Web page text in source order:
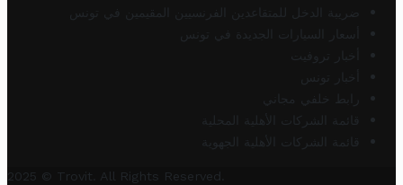
ضريبة الدخل للمتقاعدين الفرنسيين المقيمين في تونس
أسعار السيارات الجديدة في تونس
أخبار تروفيت
أخبار تونس
رابط خلفي مجاني
قائمة الشركات الأهلية المحلية
قائمة الشركات الأهلية الجهوية
2025 © Trovit. All Rights Reserved.